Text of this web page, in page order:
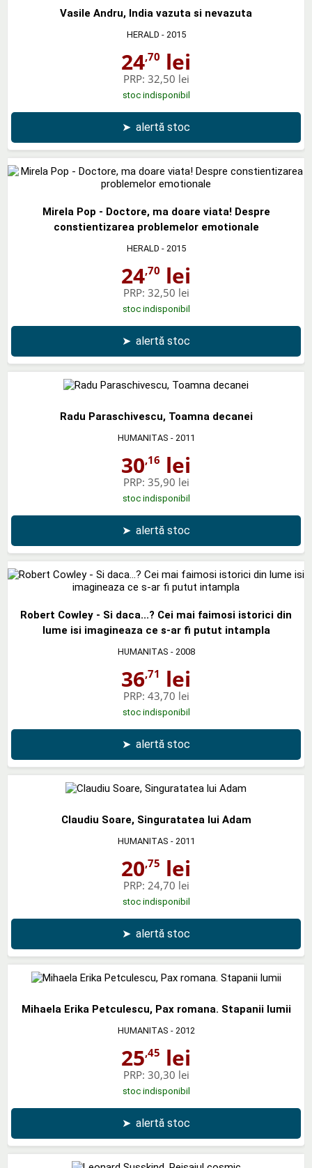
Vasile Andru, India vazuta si nevazuta
HERALD - 2015
24,70 lei
PRP: 32,50 lei
stoc indisponibil
➤ alertă stoc
Mirela Pop - Doctore, ma doare viata! Despre
constientizarea problemelor emotionale
HERALD - 2015
24,70 lei
PRP: 32,50 lei
stoc indisponibil
➤ alertă stoc
Radu Paraschivescu, Toamna decanei
HUMANITAS - 2011
30,16 lei
PRP: 35,90 lei
stoc indisponibil
➤ alertă stoc
Robert Cowley - Si daca...? Cei mai faimosi istorici din
lume isi imagineaza ce s-ar fi putut intampla
HUMANITAS - 2008
36,71 lei
PRP: 43,70 lei
stoc indisponibil
➤ alertă stoc
Claudiu Soare, Singuratatea lui Adam
HUMANITAS - 2011
20,75 lei
PRP: 24,70 lei
stoc indisponibil
➤ alertă stoc
Mihaela Erika Petculescu, Pax romana. Stapanii lumii
HUMANITAS - 2012
25,45 lei
PRP: 30,30 lei
stoc indisponibil
➤ alertă stoc